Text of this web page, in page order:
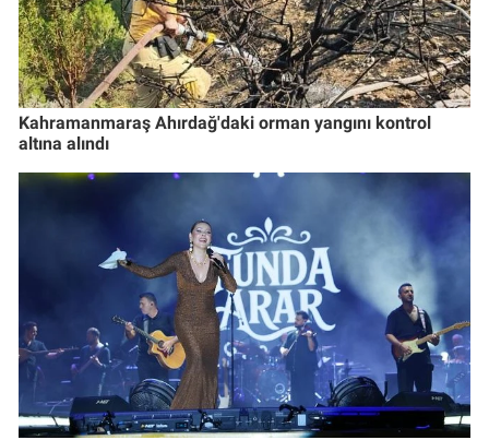
Kahramanmaraş Ahırdağ'daki orman yangını kontrol
altına alındı